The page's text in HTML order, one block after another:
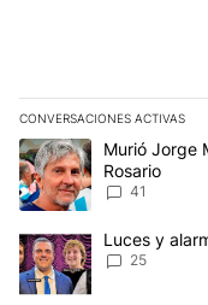
CONVERSACIONES ACTIVAS
Este listado muestra
Un artículo deMurió Jorge
Rosario
41
Un artículo deLuces y
25